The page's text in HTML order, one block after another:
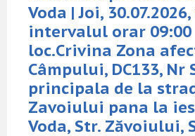
Voda | Joi,
intervalul orar 09:00
loc.Crivina Zona
Câmpului, DC133, Nr
principala de la
Zavoiului pana la
Voda, Str. Zăvoiului,